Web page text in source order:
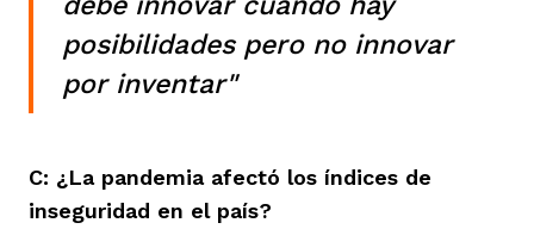
posibilidades pero no innovar
por inventar"
C: ¿La pandemia afectó los índices de
inseguridad en el país?